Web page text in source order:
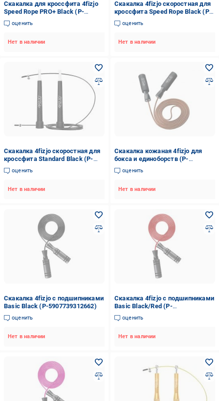
Скакалка для кроссфита 4fizjo
Speed ​​Rope PRO+ Black (P-
5907739313164)
оценить
Нет в наличии
Скакалка 4fizjo скоростная для
кроссфита Speed Rope Black (P-
5907222931165)
оценить
Нет в наличии
Скакалка 4fizjo скоростная для
кроссфита Standard Black (P-
5907739311511)
оценить
Нет в наличии
Скакалка кожаная 4fizjo для
бокса и единоборств (P-
5907222931172)
оценить
Нет в наличии
Скакалка 4fizjo с подшипниками
Basic Black (P-5907739312662)
оценить
Нет в наличии
Скакалка 4fizjo с подшипниками
Basic Black/Red (P-
5907739313133)
оценить
Нет в наличии